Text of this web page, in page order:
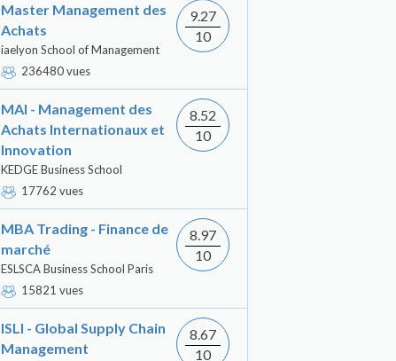
Master Management des
Achats
iaelyon School of Management
236480 vues
9.27
10
MAI - Management des
Achats Internationaux et
Innovation
KEDGE Business School
17762 vues
8.52
10
MBA Trading - Finance de
marché
ESLSCA Business School Paris
15821 vues
8.97
10
ISLI - Global Supply Chain
Management
8.67
10